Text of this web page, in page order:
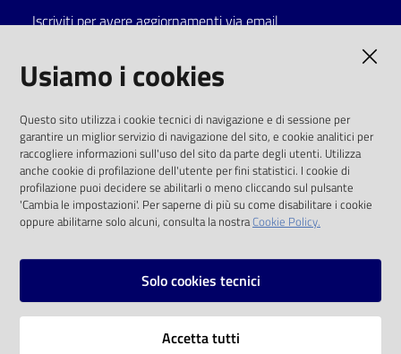
bibliotecario
Avvisi
Orari
Iscriviti per avere aggiornamenti via email
solo alle condizioni previste dalla direttiva
comunitaria 2003/98/CE e dal d.lgs. 36/2006
SOCIAL
Instagram
Vai alla pagina
Usiamo i cookies
Questo sito utilizza i cookie tecnici di navigazione e di sessione per
garantire un miglior servizio di navigazione del sito, e cookie analitici per
raccogliere informazioni sull'uso del sito da parte degli utenti. Utilizza
anche cookie di profilazione dell'utente per fini statistici. I cookie di
profilazione puoi decidere se abilitarli o meno cliccando sul pulsante
'Cambia le impostazioni'. Per saperne di più su come disabilitare i cookie
oppure abilitarne solo alcuni, consulta la nostraCookie Policy.
Solo cookies tecnici
Accetta tutti